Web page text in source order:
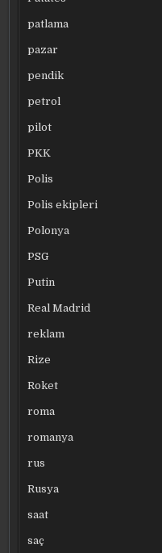
patlama
pazar
pendik
petrol
pilot
PKK
Polis
Polis ekipleri
Polonya
PSG
Putin
Real Madrid
reklam
Rize
Roket
roma
romanya
rus
Rusya
saat
saç